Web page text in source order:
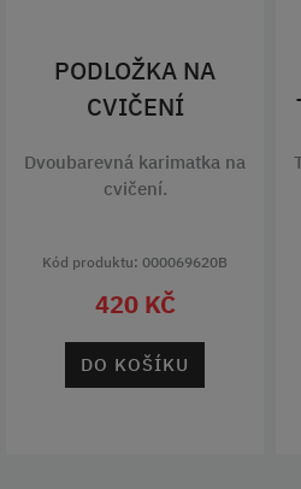
PODLOŽKA NA
CVIČENÍ
Dvoubarevná karimatka na
cvičení.
Kód produktu: 000069620B
420 KČ
DO KOŠÍKU